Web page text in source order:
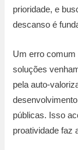
prioridade, e
descanso é
Um erro comum
soluções
pela auto-
públicas. Isso
proatividade faz